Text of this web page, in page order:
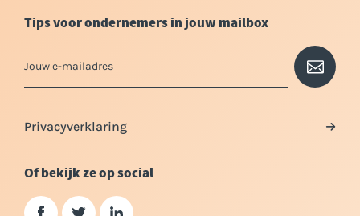
Tips voor ondernemers in jouw mailbox
Privacyverklaring
Of bekijk ze op social